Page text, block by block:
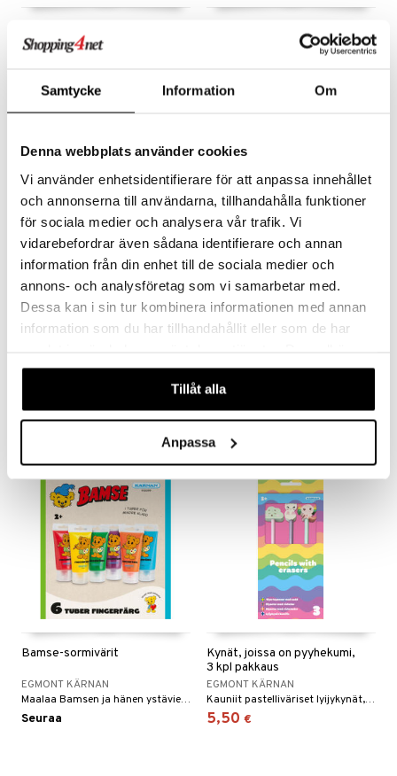
Samtycke Information Om
Denna webbplats använder cookies
Vi använder enhetsidentifierare för att anpassa innehållet
och annonserna till användarna, tillhandahålla funktioner
för sociala medier och analysera vår trafik. Vi
vidarebefordrar även sådana identifierare och annan
information från din enhet till de sociala medier och
annons- och analysföretag som vi samarbetar med.
Dessa kan i sin tur kombinera informationen med annan
information som du har tillhandahållit eller som de har
våra cookies vid fortsatt användande av vår webbplats.
Tillåt alla
Anpassa
3,90 € 14,90
EGMONT KÄRNAN
Seuraa
EGMONT KÄRNAN
9,50 €
Bamse-sormivärit
EGMONT KÄRNAN
Maalaa Bamsen ja hänen ystäviensä kanssa!
Seuraa
Kynät, joissa on pyyhekumi,
3 kpl pakkaus
EGMONT KÄRNAN
Kauniit pastelliväriset lyijykynät, joissa on pyyhekumikärjet.
5,50 €